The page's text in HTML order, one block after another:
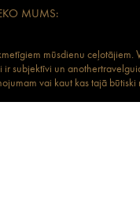
MUMS:
mūsdienu
ir subjektīvi un
vai kaut kas tajā